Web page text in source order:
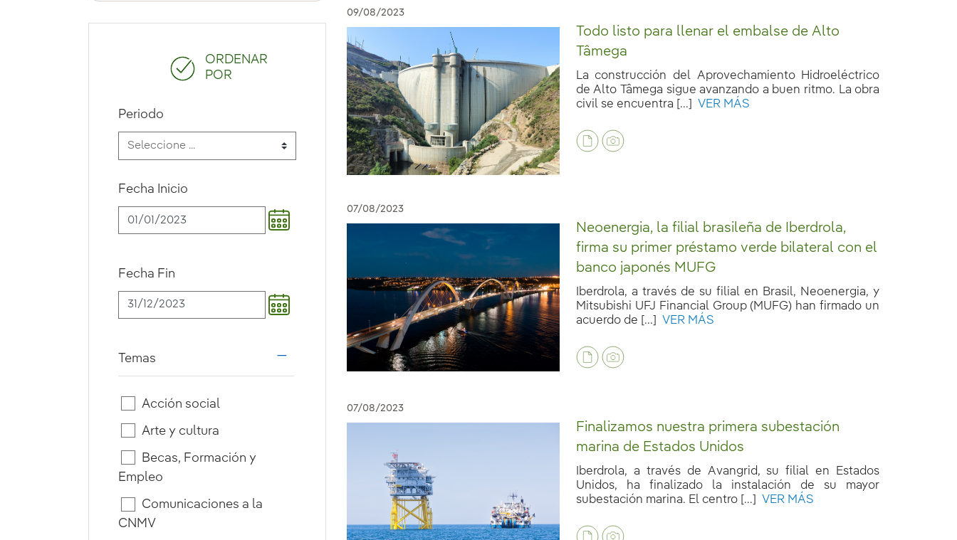
ORDENAR
POR
Fecha Inicio
Fecha Fin
Periodo
Temas
i18n.web.accesibilidad.desplegar
Acción social
Arte y cultura
Becas, Formación y
Empleo
Comunicaciones a la
CNMV
09/08/2023
Todo listo para llenar el embalse de Alto
Tâmega
La construcción del Aprovechamiento Hidroeléctrico
de Alto Tâmega sigue avanzando a buen ritmo. La obra
civil se encuentra [...]
VER MÁS
07/08/2023
Neoenergia, la filial brasileña de Iberdrola,
firma su primer préstamo verde bilateral con el
banco japonés MUFG
Iberdrola, a través de su filial en Brasil, Neoenergia, y
Mitsubishi UFJ Financial Group (MUFG) han firmado un
acuerdo de [...]
VER MÁS
07/08/2023
Finalizamos nuestra primera subestación
marina de Estados Unidos
Iberdrola, a través de Avangrid, su filial en Estados
Unidos, ha finalizado la instalación de su mayor
subestación marina. El centro [...]
VER MÁS